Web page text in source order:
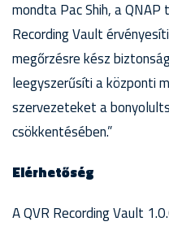
mondta Pac Shih, a QNAP
Recording Vault
megőrzésre kész
leegyszerűsíti a központi
szervezeteket a
csökkentésében.”
Elérhetőség
A QVR Recording Vault